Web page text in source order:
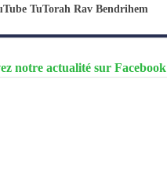
TuTorah Rav Bendrihem
notre actualité sur Facebook